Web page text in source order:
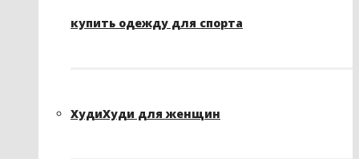
купить одежду для спорта
ХудиХуди для женщин